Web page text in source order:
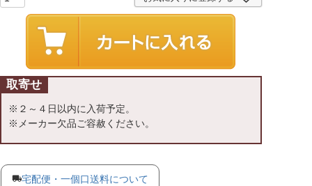
取寄せ
※２～４日以内に入荷予定。
※メーカー欠品ご容赦ください。
宅配便・一個口送料について